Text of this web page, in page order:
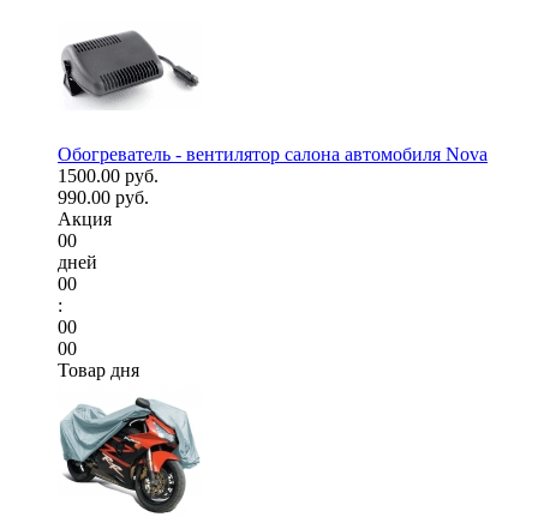
Обогреватель - вентилятор салона автомобиля Nova
1500.00 руб.
990.00 руб.
Акция
00
дней
00
:
00
00
Товар дня